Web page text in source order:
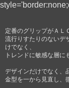
定番のグリップがＡＬ
流行りすたりのないデ
けでなく、
トレンドに敏感な層
デザインだけでなく、
金型を一から見直し、